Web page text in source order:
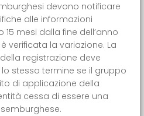
devono notificare
alle informazioni
15 mesi dalla fine dell’anno
verificata la variazione. La
registrazione deve
stesso termine se il gruppo
di applicazione della
cessa di essere una